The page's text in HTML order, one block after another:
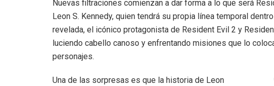
Nuevas filtraciones comienzan a dar forma a lo que será
Leon S. Kennedy, quien tendrá su propia línea temporal
revelada, el icónico protagonista de Resident Evil 2 y
luciendo cabello canoso y enfrentando misiones que lo
personajes.
Una de las sorpresas es que la historia de Leon